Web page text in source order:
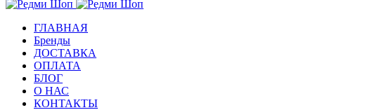
ГЛАВНАЯ
Бренды
ДОСТАВКА
ОПЛАТА
БЛОГ
О НАС
КОНТАКТЫ